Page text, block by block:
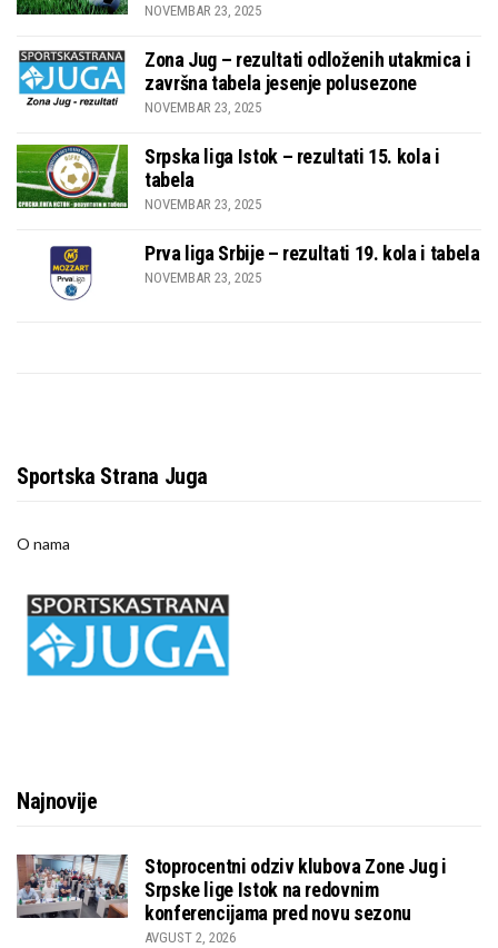
NOVEMBAR 23, 2025
Zona Jug – rezultati odloženih utakmica i
završna tabela jesenje polusezone
NOVEMBAR 23, 2025
Srpska liga Istok – rezultati 15. kola i
tabela
NOVEMBAR 23, 2025
Prva liga Srbije – rezultati 19. kola i tabela
NOVEMBAR 23, 2025
Sportska Strana Juga
O nama
Najnovije
Stoprocentni odziv klubova Zone Jug i
Srpske lige Istok na redovnim
konferencijama pred novu sezonu
AVGUST 2, 2026